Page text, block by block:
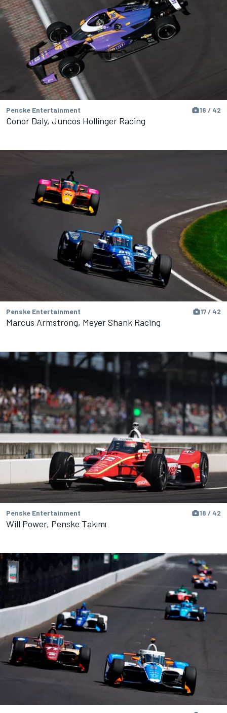
Penske Entertainment 16 / 42
Conor Daly, Juncos Hollinger Racing
Penske Entertainment 17 / 42
Marcus Armstrong, Meyer Shank Racing
Penske Entertainment 18 / 42
Will Power, Penske Takımı